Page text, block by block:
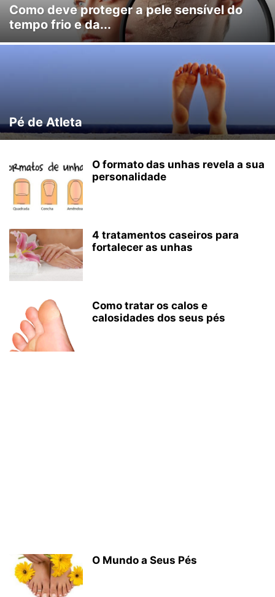
Como deve proteger a pele sensível do
tempo frio e da...
Os Pés
Pé de Atleta
O formato das unhas revela a sua
personalidade
4 tratamentos caseiros para
fortalecer as unhas
Como tratar os calos e
calosidades dos seus pés
O Mundo a Seus Pés